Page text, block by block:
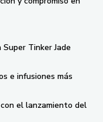
Tinker Jade
e infusiones más
el lanzamiento del